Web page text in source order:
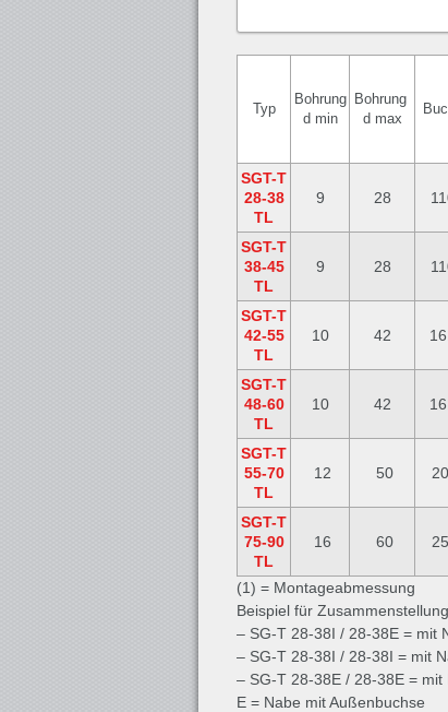
Typ
Bohrung
d min
Bohrung
d max
SGT-T
28-38
TL
9 28
SGT-T
38-45
TL
9 28
SGT-T
42-55
TL
10 42
SGT-T
48-60
TL
10 42
SGT-T
55-70
TL
12 50
SGT-T
75-90
TL
16 60
(1) = Montageabmessung
Beispiel für
– SG-T 28-38I / 28-38E = mit
– SG-T 28-38I / 28-38I = mit
– SG-T 28-38E / 28-38E = mit
E = Nabe mit Außenbuchse